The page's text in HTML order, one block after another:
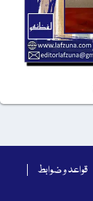
قواعد و ضوابط